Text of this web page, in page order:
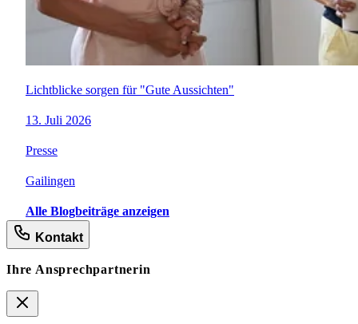
Lichtblicke sorgen für "Gute Aussichten"
13. Juli 2026
Presse
Gailingen
Alle Blogbeiträge anzeigen
Kontakt
Ihre Ansprechpartnerin